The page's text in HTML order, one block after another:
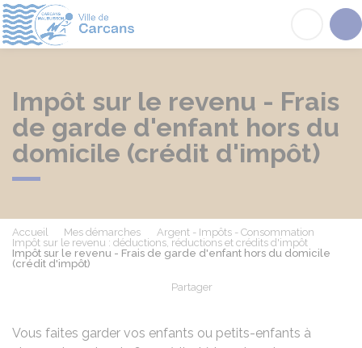
Impôt sur le revenu - Frais
de garde d'enfant hors du
domicile (crédit d'impôt)
Accueil Mes démarches
Argent - Impôts - Consommation
Impôt sur le revenu : déductions, réductions et crédits d'impôt
Impôt sur le revenu - Frais de garde d'enfant hors du domicile
(crédit d'impôt)
Partager
Vous faites garder vos enfants ou petits-enfants à